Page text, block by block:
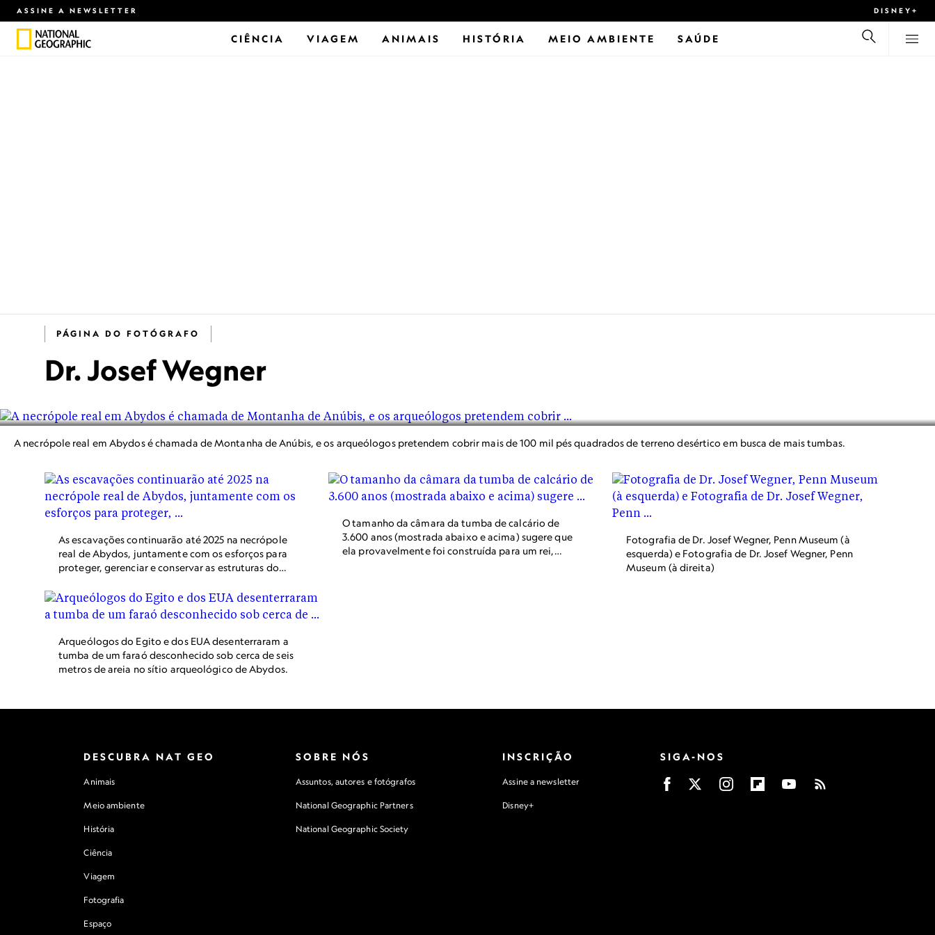
ASSINE A NEWSLETTER DISNEY+
CIÊNCIA VIAGEM ANIMAIS HISTÓRIA MEIO AMBIENTE SAÚDE
PÁGINA DO FOTÓGRAFO
Dr. Josef Wegner
A necrópole real em Abydos é chamada de Montanha de Anúbis, e os arqueólogos pretendem cobrir mais de 100 mil pés quadrados de terreno desértico em busca de mais tumbas.
As escavações continuarão até 2025 na necrópole
real de Abydos, juntamente com os esforços para
proteger, gerenciar e conservar as estruturas do
O tamanho da câmara da tumba de calcário de
3.600 anos (mostrada abaixo e acima) sugere que
ela provavelmente foi construída para um rei,
Fotografia de Dr. Josef Wegner, Penn Museum (à
esquerda) e Fotografia de Dr. Josef Wegner, Penn
Museum (à direita)
Arqueólogos do Egito e dos EUA desenterraram a
tumba de um faraó desconhecido sob cerca de seis
metros de areia no sítio arqueológico de Abydos.
DESCUBRA NAT GEO
Animais
Meio ambiente
História
Ciência
Viagem
Fotografia
Espaço
SOBRE NÓS
Assuntos, autores e fotógrafos
National Geographic Partners
National Geographic Society
INSCRIÇÃO
Assine a newsletter
Disney+
SIGA-NOS